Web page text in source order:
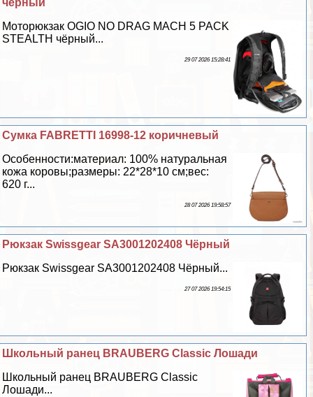
чёрный
Моторюкзак OGIO NO DRAG MACH 5 PACK
STEALTH чёрный...
29 07 2026 15:28:41
Сумка FABRETTI 16998-12 коричневый
Особенности:материал: 100% натуральная
кожа коровы;размеры: 22*28*10 см;вес:
620 г...
28 07 2026 19:58:57
Рюкзак Swissgear SA3001202408 Чёрный
Рюкзак Swissgear SA3001202408 Чёрный...
27 07 2026 19:54:15
Школьный ранец BRAUBERG Classic Лошади
Школьный ранец BRAUBERG Classic
Лошади...